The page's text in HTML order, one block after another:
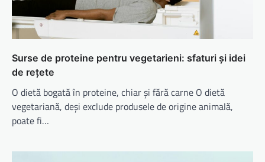
Surse de proteine pentru vegetarieni: sfaturi și idei
de rețete
O dietă bogată în proteine, chiar și fără carne O dietă
vegetariană, deși exclude produsele de origine animală,
poate fi…